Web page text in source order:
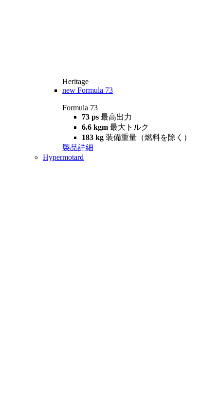
Heritage
new Formula 73
Formula 73
73 ps 最高出力
6.6 kgm 最大トルク
183 kg 装備重量（燃料を除く）
製品詳細
Hypermotard